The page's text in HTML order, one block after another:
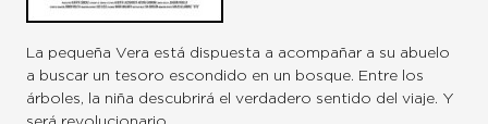
La pequeña Vera está dispuesta a acompañar a su abuelo
a buscar un tesoro escondido en un bosque. Entre los
árboles, la niña descubrirá el verdadero sentido del viaje. Y